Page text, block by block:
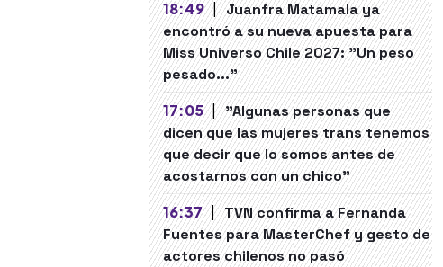
18:49 | Juanfra Matamala ya
encontró a su nueva apuesta para
Miss Universo Chile 2027: "Un peso
pesado..."
17:05 | "Algunas personas que
dicen que las mujeres trans tenemos
que decir que lo somos antes de
acostarnos con un chico"
16:37 | TVN confirma a Fernanda
Fuentes para MasterChef y gesto de
actores chilenos no pasó